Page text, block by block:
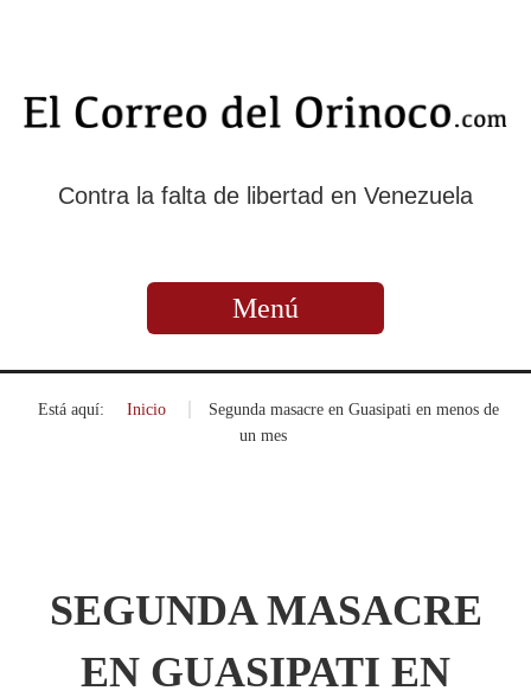
Contra la falta de libertad en Venezuela
Menú
Está aquí: Inicio
Segunda masacre en Guasipati en menos de
un mes
SEGUNDA MASACRE
EN GUASIPATI EN